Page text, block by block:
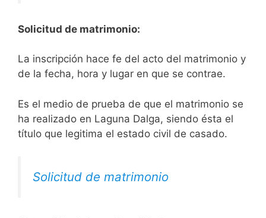
Solicitud de matrimonio:
La inscripción hace fe del acto del matrimonio y
de la fecha, hora y lugar en que se contrae.
Es el medio de prueba de que el matrimonio se
ha realizado en Laguna Dalga, siendo ésta el
título que legitima el estado civil de casado.
Solicitud de matrimonio